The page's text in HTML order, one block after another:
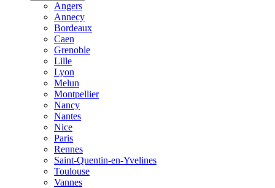
Angers
Annecy
Bordeaux
Caen
Grenoble
Lille
Lyon
Melun
Montpellier
Nancy
Nantes
Nice
Paris
Rennes
Saint-Quentin-en-Yvelines
Toulouse
Vannes